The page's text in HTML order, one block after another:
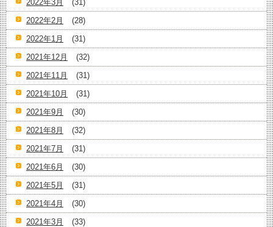
2022年3月
(31)
2022年2月
(28)
2022年1月
(31)
2021年12月
(32)
2021年11月
(31)
2021年10月
(31)
2021年9月
(30)
2021年8月
(32)
2021年7月
(31)
2021年6月
(30)
2021年5月
(31)
2021年4月
(30)
2021年3月
(33)